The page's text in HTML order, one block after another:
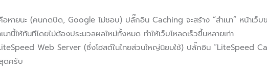
อหายนะ (คนกดปิด, Google ไม่ชอบ) ปลั๊กอิน Caching จะสร้าง “สำเนา” หน้าเว็
านี้ให้ทันทีโดยไม่ต้องประมวลผลใหม่ทั้งหมด ทำให้เว็บโหลดเร็วขึ้นหลายเท่า
Web Server (ซึ่งโฮสต์ในไทยส่วนใหญ่นิยมใช้) ปลั๊กอิน “LiteSpeed
ดครับ